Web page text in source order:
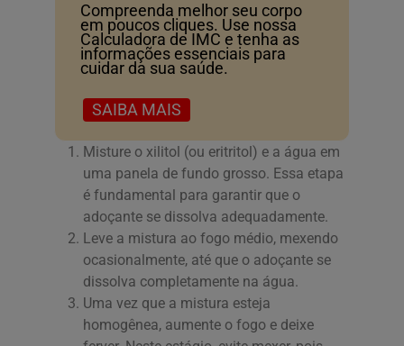
Compreenda melhor seu corpo
em poucos cliques. Use nossa
Calculadora de IMC e tenha as
informações essenciais para
cuidar da sua saúde.
SAIBA MAIS
Misture o xilitol (ou eritritol) e a água em
uma panela de fundo grosso. Essa etapa
é fundamental para garantir que o
adoçante se dissolva adequadamente.
Leve a mistura ao fogo médio, mexendo
ocasionalmente, até que o adoçante se
dissolva completamente na água.
Uma vez que a mistura esteja
homogênea, aumente o fogo e deixe